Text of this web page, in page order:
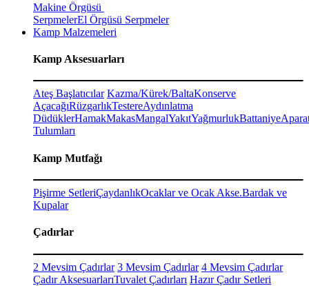
Makine Örgüsü
SerpmelerEl Örgüsü Serpmeler
Kamp Malzemeleri
Kamp Aksesuarları
Ateş Başlatıcılar Kazma/Kürek/BaltaKonserve
AçacağıRüzgarlıkTestereAydınlatma
DüdüklerHamakMakasMangalYakıtYağmurlukBattaniye
Tulumları
Kamp Mutfağı
Pişirme SetleriÇaydanlıkOcaklar ve Ocak Akse.Bardak ve
Kupalar
Çadırlar
2 Mevsim Çadırlar 3 Mevsim Çadırlar 4 Mevsim Çadırlar
Çadır AksesuarlarıTuvalet Çadırları Hazır Çadır Setleri